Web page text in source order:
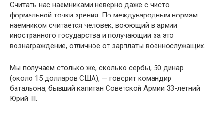
Считать нас наемниками неверно даже с чисто
формальной точки зрения. По международным нормам
наемником считается человек, воюющий в армии
иностранного государства и получающий за это
вознаграждение, отличное от зарплаты военнослужащих.
Мы получаем столько же, сколько сербы, 50 динар
(около 15 долларов США), — говорит командир
батальона, бывший капитан Советской Армии 33-летний
Юрий III.